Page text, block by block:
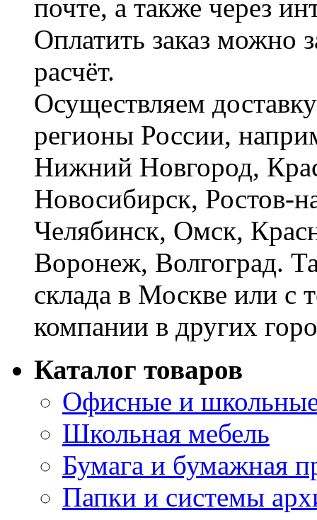
почте, а также через
Оплатить заказ можно
расчёт.
Осуществляем
регионы России,
Нижний Новгород,
Новосибирск, Ростов-
Челябинск, Омск,
Воронеж, Волгоград.
склада в Москве или с
компании в других
Каталог товаров
Офисные и
Школьная мебель
Бумага и бумажная
Папки и системы